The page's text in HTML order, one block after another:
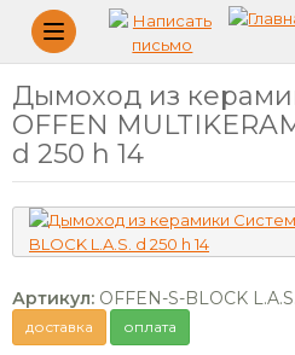
Меню
Дымоход из
OFFEN
d 250 h 14
Артикул: OFFEN-S-BLOCK
доставка оплата